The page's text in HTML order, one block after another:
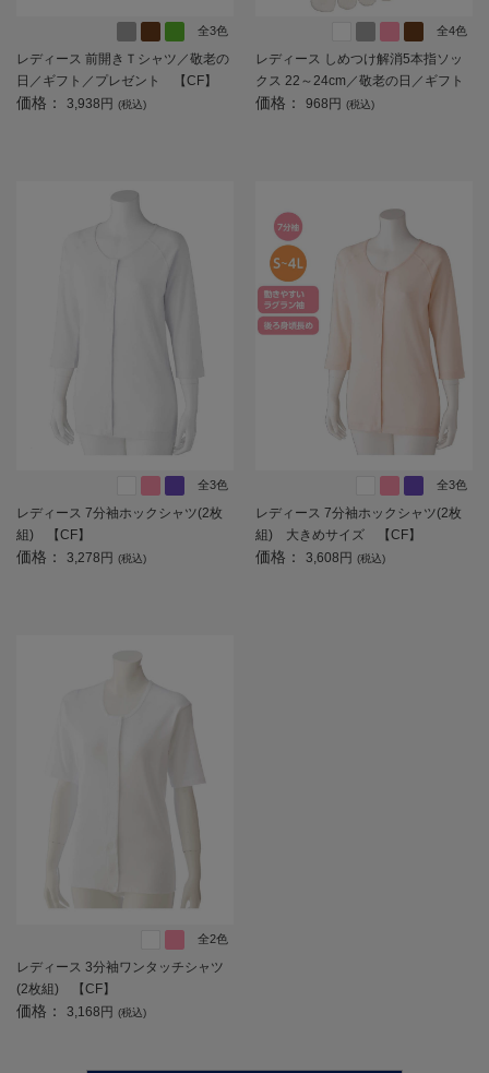
全3色
レディース 前開きＴシャツ／敬老の
日／ギフト／プレゼント 【CF】
価格： 3,938円 (税込)
全4色
レディース しめつけ解消5本指ソッ
クス 22～24cm／敬老の日／ギフト
／プレゼント 【CF】
価格： 968円 (税込)
全3色
レディース 7分袖ホックシャツ(2枚
組) 【CF】
価格： 3,278円 (税込)
全3色
レディース 7分袖ホックシャツ(2枚
組) 大きめサイズ 【CF】
価格： 3,608円 (税込)
全2色
レディース 3分袖ワンタッチシャツ
(2枚組) 【CF】
価格： 3,168円 (税込)